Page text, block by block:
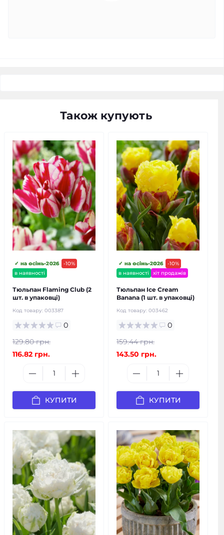
Також купують
-10%
в наявності
✓ на осінь-2026
Тюльпан Flaming Club (2
шт. в упаковці)
Код товару: 003387
0
129.80 грн.
116.82 грн.
КУПИТИ
-10%
в наявності
✓ на осінь-2026
хіт продажів
Тюльпан Ice Cream
Banana (1 шт. в упаковці)
Код товару: 003462
0
159.44 грн.
143.50 грн.
КУПИТИ